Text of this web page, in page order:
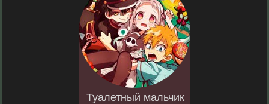
Туалетный мальчик